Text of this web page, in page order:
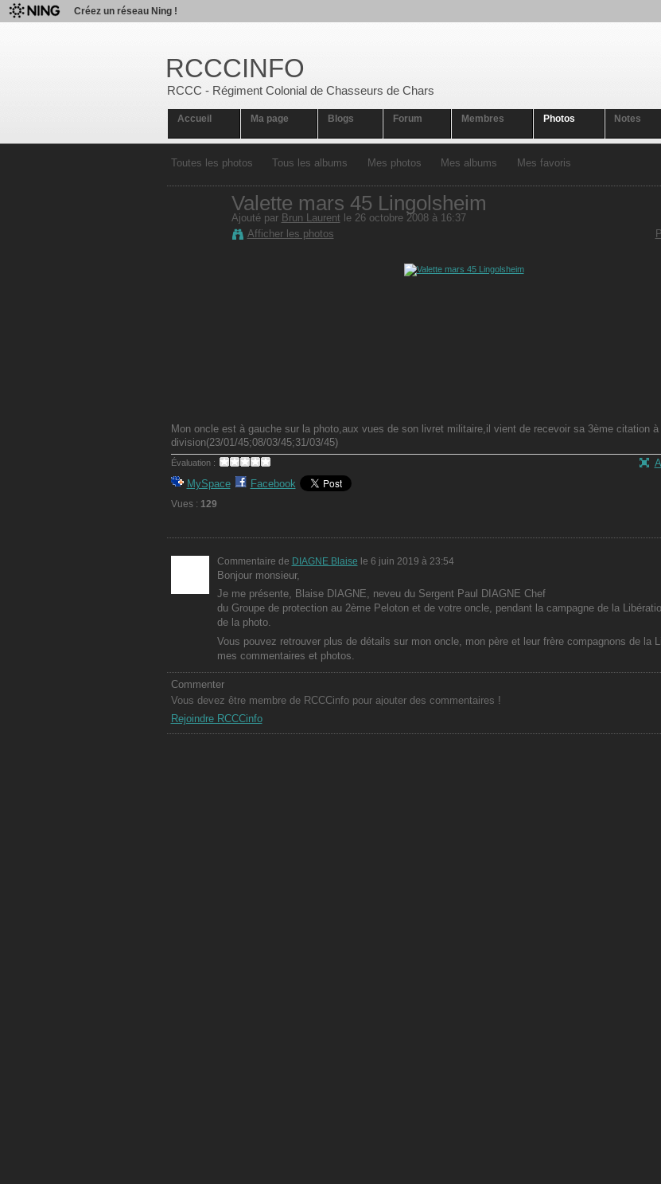
Créez un réseau Ning !
RCCCINFO
RCCC - Régiment Colonial de Chasseurs de Chars
Accueil Ma page Blogs Forum Membres Photos Notes
Toutes les photos Tous les albums Mes photos Mes albums Mes favoris
Valette mars 45 Lingolsheim
Ajouté par Brun Laurent le 26 octobre 2008 à 16:37
Afficher les photos
Mon oncle est à gauche sur la photo,aux vues de son livret militaire,il vient de recevoir sa 3ème citation à
division(23/01/45;08/03/45;31/03/45)
Évaluation :
MySpace Facebook
Vues : 129
Commentaire de DIAGNE Blaise le 6 juin 2019 à 23:54
Bonjour monsieur,
Je me présente, Blaise DIAGNE, neveu du Sergent Paul DIAGNE Chef
du Groupe de protection au 2ème Peloton et de votre oncle, pendant la campagne de la
de la photo.
Vous pouvez retrouver plus de détails sur mon oncle, mon père et leur frère compagnons de la
mes commentaires et photos.
Commenter
Vous devez être membre de RCCCinfo pour ajouter des commentaires !
Rejoindre RCCCinfo